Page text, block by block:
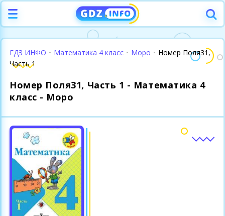
ГДЗ ИНФО • Математика 4 класс • Моро • Номер Поля31,
Часть 1
Номер Поля31, Часть 1 - Математика 4
класс - Моро